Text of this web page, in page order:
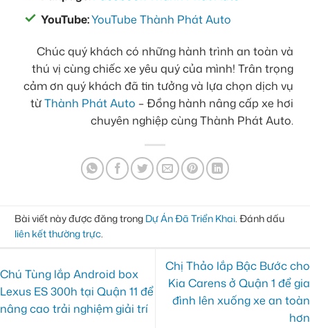
YouTube:YouTube Thành Phát Auto
Chúc quý khách có những hành trình an toàn và
thú vị cùng chiếc xe yêu quý của mình! Trân trọng
cảm ơn quý khách đã tin tưởng và lựa chọn dịch vụ
từThành Phát Auto – Đồng hành nâng cấp xe hơi
chuyên nghiệp cùng Thành Phát Auto.
Bài viết này được đăng trong Dự Án Đã Triển Khai. Đánh dấu
liên kết thường trực.
Chú Tùng lắp Android box
Lexus ES 300h tại Quận 11 để
nâng cao trải nghiệm giải trí
Chị Thảo lắp Bậc Bước cho
Kia Carens ở Quận 1 để gia
đình lên xuống xe an toàn
hơn